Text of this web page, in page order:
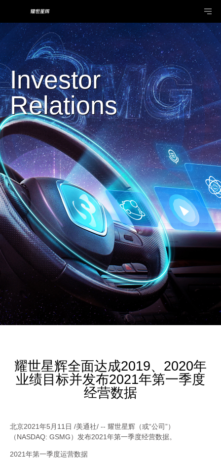
Investor
Relations
耀世星辉全面达成2019、2020年
业绩目标并发布2021年第一季度
经营数据
北京2021年5月11日 /美通社/ -- 耀世星辉（或“公司”）
（NASDAQ: GSMG）发布2021年第一季度经营数据。
2021年第一季度运营数据